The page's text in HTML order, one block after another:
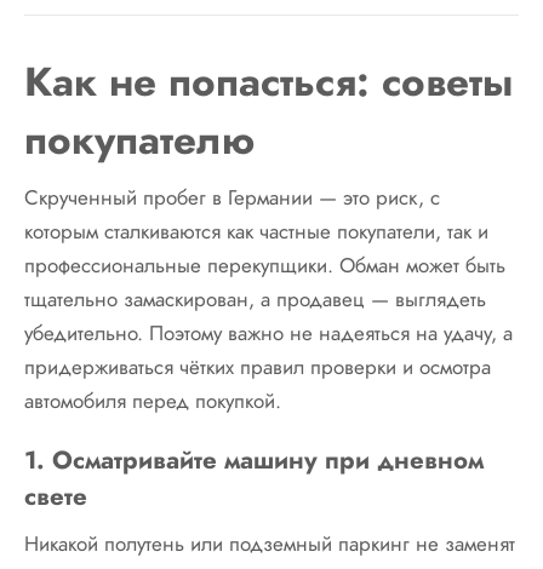
Как не попасться: советы
покупателю
Скрученный пробег в Германии — это риск, с
которым сталкиваются как частные покупатели, так и
профессиональные перекупщики. Обман может быть
тщательно замаскирован, а продавец — выглядеть
убедительно. Поэтому важно не надеяться на удачу, а
придерживаться чётких правил проверки и осмотра
автомобиля перед покупкой.
1. Осматривайте машину при дневном
свете
Никакой полутень или подземный паркинг не заменят